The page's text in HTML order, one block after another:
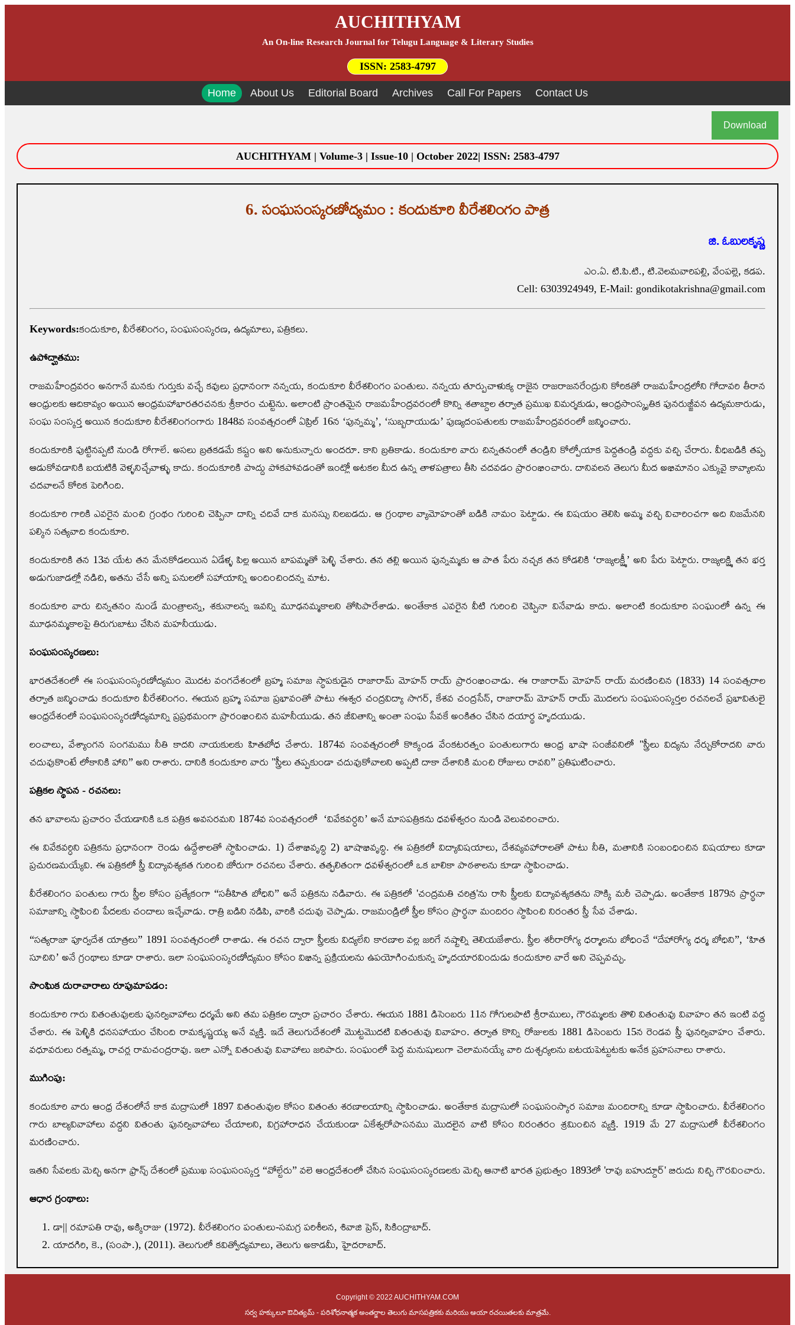
AUCHITHYAM
An On-line Research Journal for Telugu Language & Literary Studies
ISSN: 2583-4797
Home About Us Editorial Board Archives Call For Papers Contact Us
Download
AUCHITHYAM | Volume-3 | Issue-10 | October 2022| ISSN: 2583-4797
6. సంఘసంస్కరణోద్యమం : కందుకూరి వీరేశలింగం పాత్ర
జి. ఓబులకృష్ణ
ఎం.ఏ. టి.పి.టి., టి.వెలమవారిపల్లి, వేంపల్లె, కడప.
Cell: 6303924949, E-Mail: gondikotakrishna@gmail.com
Keywords:కందుకూరి, వీరేశలింగం, సంఘసంస్కరణ, ఉద్యమాలు, పత్రికలు.
ఉపోద్ఘాతము:
రాజమహేంద్రవరం అనగానే మనకు గుర్తుకు వచ్చే కవులు ప్రధానంగా నన్నయ, కందుకూరి వీరేశలింగం పంతులు. నన్నయ తూర్పుచాళుక్య రాజైన రాజరాజనరేంద్రుని కోరికతో రాజమహేంద్రలోని గోదావరి తీరాన
ఆంధ్రులకు ఆదికావ్యం అయిన ఆంధ్రమహాభారతరచనకు శ్రీకారం చుట్టెను. అలాంటి ప్రాంతమైన రాజమహేంద్రవరంలో కొన్ని శతాబ్దాల తర్వాత ప్రముఖ విమర్శకుడు, ఆంధ్రసాంస్కృతిక పునరుజ్జీవన ఉద్యమకారుడు,
సంఘ సంస్కర్త అయిన కందుకూరి వీరేశలింగంగారు 1848వ సంవత్సరంలో ఏప్రిల్ 16న ‘పున్నమ్మ’, ‘సుబ్బరాయుడు’ పుణ్యదంపతులకు రాజమహేంద్రవరంలో జన్మించారు.
కందుకూరికి పుట్టినప్పటి నుండి రోగాలే. అసలు బ్రతకడమే కష్టం అని అనుకున్నారు అందరూ. కాని బ్రతికాడు. కందుకూరి వారు చిన్నతనంలో తండ్రిని కోల్పోయాక పెద్దతండ్రి వద్దకు వచ్చి చేరారు. వీధిబడికి తప్ప
ఆడుకోవడానికి బయటికి వెళ్ళ‌నిచ్చేవాళ్ళు కాదు. కందుకూరికి పొద్దు పోకపోవడంతో ఇంట్లో అటకల మీద ఉన్న తాళపత్రాలు తీసి చదవడం ప్రారంభించారు. దానివలన తెలుగు మీద అభిమానం ఎక్కువై కావ్యాలను
చదవాలనే కోరిక పెరిగింది.
కందుకూరి గారికి ఎవరైన మంచి గ్రంథం గురించి చెప్పినా దాన్ని చదివే దాక మనస్సు నిలబడదు. ఆ గ్రంథాల వ్యామోహంతో బడికి నామం పెట్టాడు. ఈ విషయం తెలిసి అమ్మ వచ్చి విచారించగా అది నిజమేనని
పల్కిన సత్యవాది కందుకూరి.
కందుకూరికి తన 13వ యేట తన మేనకోడలయిన ఏడేళ్ళ పిల్ల అయిన బాపమ్మతో పెళ్ళి చేశారు. తన తల్లి అయిన పున్నమ్మకు ఆ పాత పేరు నచ్చక తన కోడలికి ‘రాజ్యలక్ష్మీ’ అని పేరు పెట్టారు. రాజ్యలక్ష్మి తన భర్త
అడుగుజాడల్లో నడిచి, అతను చేసే అన్ని పనులలో సహాయాన్ని అందించిందన్న మాట.
కందుకూరి వారు చిన్నతనం నుండే మంత్రాలన్న, శకునాలన్న ఇవన్ని మూఢనమ్మకాలని తోసిపారేశాడు. అంతేకాక ఎవరైన వీటి గురించి చెప్పినా వినేవాడు కాదు. అలాంటి కందుకూరి సంఘంలో ఉన్న ఈ
మూఢనమ్మకాలపై తిరుగుబాటు చేసిన మహనీయుడు.
సంఘసంస్కరణలు:
భారతదేశంలో ఈ సంఘసంస్కరణోద్యమం మొదట వంగదేశంలో బ్రహ్మ సమాజ స్థాపకుడైన రాజారామ్ మోహన్ రాయ్ ప్రారంభించాడు. ఈ రాజారామ్ మోహన్ రాయ్ మరణించిన (1833) 14 సంవత్సరాల
తర్వాత జన్మించాడు కందుకూరి వీరేశలింగం. ఈయన బ్రహ్మ సమాజ ప్రభావంతో పాటు ఈశ్వర చంద్రవిద్యా సాగర్, కేశవ చంద్రసేన్, రాజారామ్ మోహన్ రాయ్ మొదలగు సంఘసంస్కర్తల రచనలచే ప్రభావితులై
ఆంధ్రదేశంలో సంఘసంస్కరణోద్యమాన్ని ప్రప్రథమంగా ప్రారంభించిన మహనీయుడు. తన జీవితాన్ని అంతా సంఘ సేవకే అంకితం చేసిన ద‌యార్థ హృద‌యుడు.
లంచాలు, వేశ్యాంగన సంగమము నీతి కాదని నాయకులకు హితబోధ చేశారు. 1874వ సంవత్సరంలో కొక్కండ వేంకటరత్నం పంతులుగారు ఆంధ్ర భాషా సంజీవనిలో "స్త్రీలు విద్యను నేర్చుకోరాదని వారు
చదువుకొంటే లోకానికి హాని” అని రాశారు. దానికి కందుకూరి వారు "స్త్రీలు తప్పకుండా చదువుకోవాలని అప్పటి దాకా దేశానికి మంచి రోజులు రావని” ప్రతిఘటించారు.
పత్రికల స్థాపన - రచనలు:
తన భావాలను ప్రచారం చేయడానికి ఒక పత్రిక అవసరమని 1874వ సంవత్సరంలో ‘వివేకవర్ధని’ అనే మాసపత్రికను ధవళేశ్వరం నుండి వెలువరించారు.
ఈ వివేకవర్ధిని పత్రికను ప్రధానంగా రెండు ఉద్దేశాలతో స్థాపించాడు. 1) దేశాభివృద్ధి 2) భాషాభివృద్ధి. ఈ పత్రికలో విద్యావిషయాలు, దేశవ్యవహారాలతో పాటు నీతి, మతానికి సంబంధించిన విషయాలు కూడా
ప్రచురణమయ్యేవి. ఈ పత్రికలో స్త్రీ విద్యావశ్యకత గురించి జోరుగా రచనలు చేశారు. తత్ఫలితంగా ధవళేశ్వరంలో ఒక బాలికా పాఠశాలను కూడా స్థాపించాడు.
వీరేశలింగం పంతులు గారు స్త్రీల కోసం ప్రత్యేకంగా “సతీహిత బోధిని” అనే పత్రికను నడివారు. ఈ పత్రికలో 'చంద్రమతి చరిత్ర'ను రాసి స్త్రీలకు విద్యావశ్యకతను నొక్కి మరీ చెప్పాడు. అంతేకాక 1879న ప్రార్థనా
సమాజాన్ని స్థాపించి పేదలకు చందాలు ఇచ్చేవాడు. రాత్రి బడిని నడిపి, వారికి చదువు చెప్పాడు. రాజమండ్రిలో స్త్రీల కోసం ప్రార్థనా మందిరం స్థాపించి నిరంత‌ర స్త్రీ సేవ చేశాడు.
“సత్యరాజా పూర్వదేశ యాత్రలు” 1891 సంవత్సరంలో రాశాడు. ఈ రచన ద్వారా స్త్రీలకు విద్యలేని కారణాల వల్ల జరిగే నష్టాల్ని తెలియజేశారు. స్త్రీల శరీరారోగ్య ధర్మాలను బోధించే “దేహారోగ్య ధర్మ బోధిని”, ‘హిత
సూచిని’ అనే గ్రంథాలు కూడా రాశారు. ఇలా సంఘ‌సంస్కరణోద్యమం కోసం విభిన్న ప్రక్రియ‌ల‌ను ఉప‌యోగించుకున్న హృద‌యార‌విందుడు కందుకూరి వారే అని చెప్పవ‌చ్చు.
సాంఘిక దురాచారాలు రూపుమాపడం:
కందుకూరి గారు వితంతువులకు పునర్వివాహాలు ధర్మమే అని తమ పత్రికల ద్వారా ప్రచారం చేశారు. ఈయన 1881 డిసెంబరు 11న గోగులపాటి శ్రీరాములు, గౌరమ్మలకు తొలి వితంతువు వివాహం తన ఇంటి వద్ద
చేశారు. ఈ పెళ్ళికి ధనసహాయం చేసింది రామకృష్ణయ్య అనే వ్యక్తి. ఇదే తెలుగుదేశంలో మొట్టమొదటి వితంతువు వివాహం. తర్వాత కొన్ని రోజులకు 1881 డిసెంబరు 15న రెండవ స్త్రీ పునర్వివాహం చేశారు.
వధూవరులు రత్నమ్మ, రాచర్ల రామచంద్రరావు. ఇలా ఎన్నో వితంతువు వివాహాలు జరిపారు. సంఘంలో పెద్ద మనుషులుగా చెలామనయ్యే వారి దుశ్చర్యలను బటయపెట్టుటకు అనేక ప్రహసనాలు రాశారు.
ముగింపు:
కందుకూరి వారు ఆంధ్ర దేశంలోనే కాక మద్రాసులో 1897 వితంతువుల కోసం వితంతు శరణాలయాన్ని స్థాపించాడు. అంతేకాక మద్రాసులో సంఘసంస్కార సమాజ మందిరాన్ని కూడా స్థాపించారు. వీరేశలింగం
గారు బాల్యవివాహాలు వద్దని వితంతు పునర్వివాహాలు చేయాలని, విగ్రహారాధన చేయకుండా ఏకేశ్వరోపాసనము మొదలైన వాటి కోసం నిరంతరం శ్రమించిన వ్యక్తి. 1919 మే 27 మద్రాసులో వీరేశలింగం
మరణించారు.
ఇతని సేవలకు మెచ్చి అనగా ఫ్రాన్స్ దేశంలో ప్రముఖ సంఘసంస్కర్త “వోల్టేరు” వలె ఆంధ్రదేశంలో చేసిన సంఘసంస్కరణలకు మెచ్చి ఆనాటి భారత ప్రభుత్వం 1893లో 'రావు బహుద్దూర్' బిరుదు నిచ్చి గౌరవించారు.
ఆధార గ్రంథాలు:
డా|| రమాపతి రావు, అక్కిరాజు (1972). వీరేశలింగం పంతులు-సమగ్ర పరిశీలన, శివాజి ప్రెస్‌, సికింద్రాబాద్‌.
యాదగిరి, కె., (సంపా.), (2011). తెలుగులో కవిత్వోద్యమాలు, తెలుగు అకాడమీ, హైదరాబాద్.
Copyright © 2022 AUCHITHYAM.COM
సర్వ హక్కులూ ఔచిత్యమ్ - పరిశోధనాత్మక అంతర్జాల తెలుగు మాసపత్రికకు మరియు ఆయా రచయితలకు మాత్రమే.